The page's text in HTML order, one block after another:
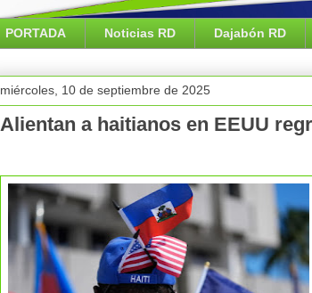
PORTADA Noticias RD Dajabón RD
miércoles, 10 de septiembre de 2025
Alientan a haitianos en EEUU